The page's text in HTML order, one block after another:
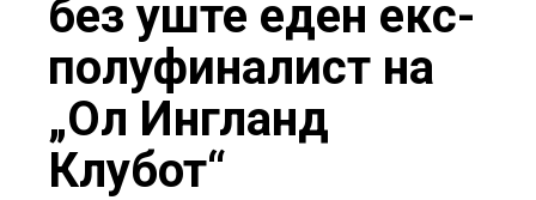
here
без уште еден екс-
полуфиналист на
„Ол Ингланд
Клубот“